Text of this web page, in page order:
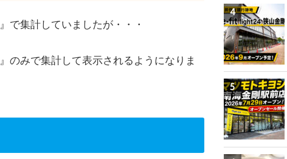
』で集計していましたが・・・
』のみで集計して表示されるようになりま